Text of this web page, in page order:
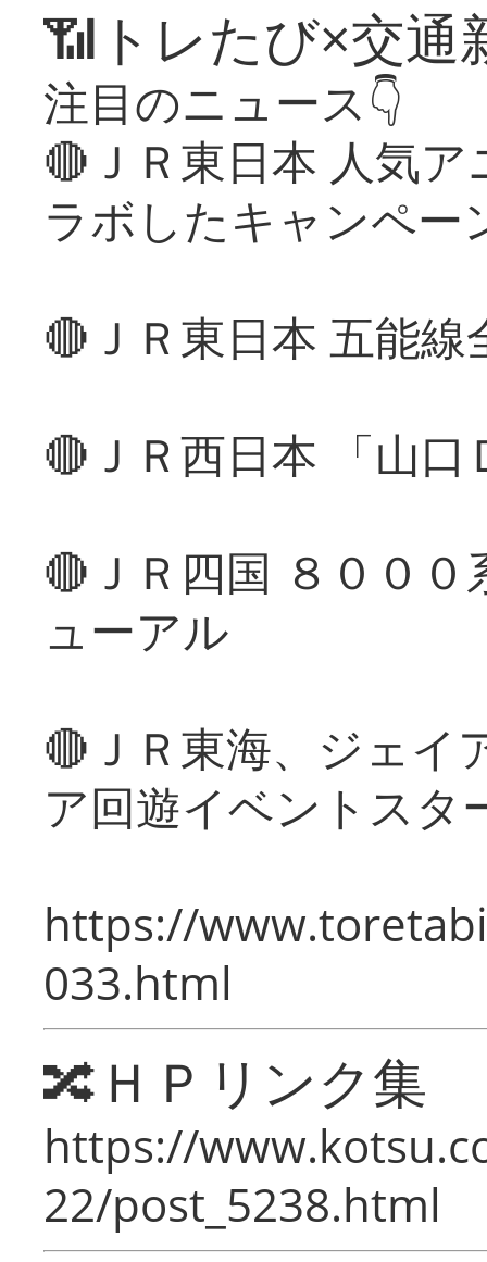
📶トレたび×交通
注目のニュース👇
🔴ＪＲ東日本 人気
ラボしたキャンペー
🔴ＪＲ東日本 五能
🔴ＪＲ西日本 「山
🔴ＪＲ四国 ８００
ューアル
🔴ＪＲ東海、ジェイ
ア回遊イベントスタ
https://
033.html
🔀ＨＰリンク集
https://
22/post_5238.html